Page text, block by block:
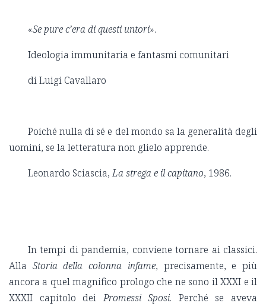
«Se pure c’era di questi untori».
Ideologia immunitaria e fantasmi comunitari
di Luigi Cavallaro
Poiché nulla di sé e del mondo sa la generalità degli
uomini, se la letteratura non glielo apprende.
Leonardo Sciascia,La strega e il capitano, 1986.
In tempi di pandemia, conviene tornare ai classici.
Alla Storia della colonna infame, precisamente, e più
ancora a quel magnifico prologo che ne sono il XXXI e il
XXXII capitolo deiPromessi Sposi. Perché se aveva